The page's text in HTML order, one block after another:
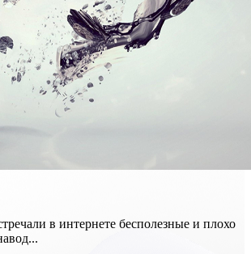
в интернете бесполезные и плохо